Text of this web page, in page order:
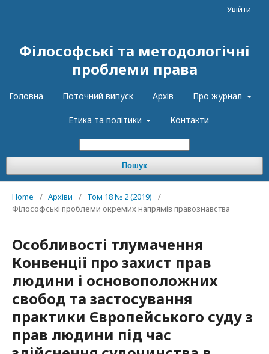
Філософські та методологічні
проблеми права
Головна Поточний випуск Архів Про журнал
Етика та політики Контакти
Пошук
Увійти
Home / Архіви / Том 18 № 2 (2019)
/
Філософські проблеми окремих напрямів правознавства
Особливості тлумачення
Конвенції про захист прав
людини і основоположних
свобод та застосування
практики Європейського суду з
прав людини під час